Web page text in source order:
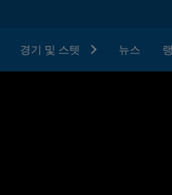
경기 및 스텟 뉴스